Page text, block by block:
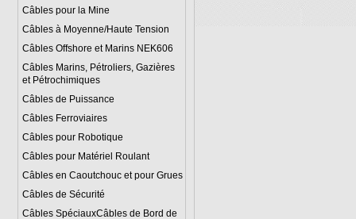
Câbles pour la Mine
Câbles à Moyenne/Haute Tension
Câbles Offshore et Marins NEK606
Câbles Marins, Pétroliers, Gazières
et Pétrochimiques
Câbles de Puissance
Câbles Ferroviaires
Câbles pour Robotique
Câbles pour Matériel Roulant
Câbles en Caoutchouc et pour Grues
Câbles de Sécurité
Câbles SpéciauxCâbles de Bord de